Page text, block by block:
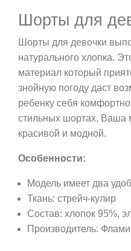
Шорты для
Шорты для девочки
натурального хлопка.
материал который
знойную погоду даст
ребенку себя
стильных шортах, Ваша
красивой и модной.
Особенности:
Модель имеет два
Ткань: стрейч-кулир
Состав: хлопок 95%,
Производитель: